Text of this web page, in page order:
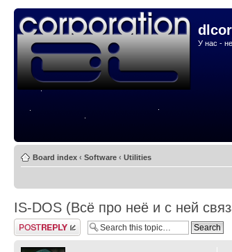
У нас -
Board index ‹ Software ‹ Utilities
IS-DOS (Всё про неё и с ней
Post a reply